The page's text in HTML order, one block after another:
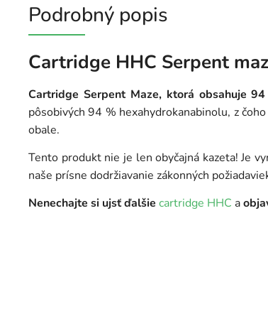
Podrobný popis
Cartridge HHC Serpent
Cartridge Serpent Maze, ktorá obsahuje
pôsobivých 94 % hexahydrokanabinolu, z
obale.
Tento produkt nie je len obyčajná kazeta! Je
naše prísne dodržiavanie zákonných
Nenechajte si ujsť ďalšie cartridge HHC a